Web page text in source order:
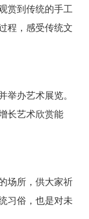
赏到传统的手工
程，感受传统文
办艺术展览。
长艺术欣赏能
场所，供大家祈
习俗，也是对未